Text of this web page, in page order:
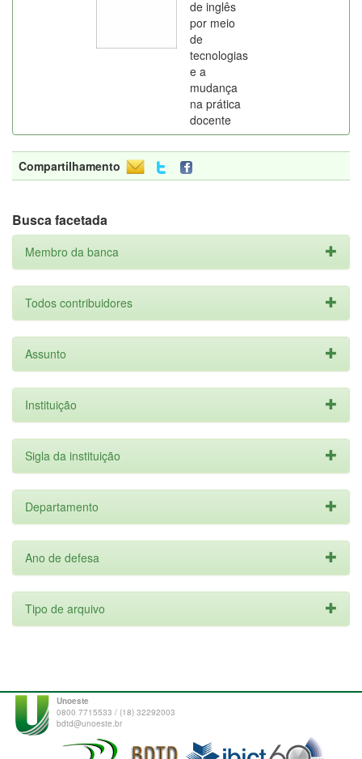
de inglês
por meio
de
tecnologias
e a
mudança
na prática
docente
Compartilhamento
Busca facetada
Membro da banca
Todos contribuidores
Assunto
Instituição
Sigla da instituição
Departamento
Ano de defesa
Tipo de arquivo
Unoeste
0800 7715533 / (18) 32292003
bdtd@unoeste.br